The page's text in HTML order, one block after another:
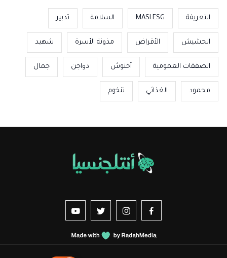
التعريفة MASI.ESG السلامة تدبير
الحشيش الأقراض مذونة الأسرة شهيد
الصفقات العمومية أخنوش دواجن جمال
محمود الغذائي تنخوم
Suivez-nous sur Facebook
nous sur Instagram
nous sur Twitter